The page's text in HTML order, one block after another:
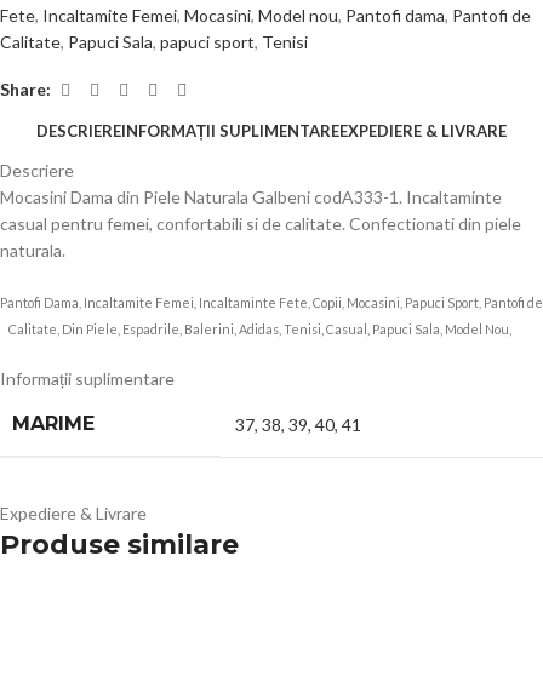
Fete, Incaltamite Femei, Mocasini, Model nou, Pantofi dama, Pantofi de
Calitate, Papuci Sala, papuci sport, Tenisi
Share:
DESCRIEREINFORMAȚII SUPLIMENTAREEXPEDIERE & LIVRARE
Descriere
Mocasini Dama din Piele Naturala Galbeni codA333-1. Incaltaminte
casual pentru femei, confortabili si de calitate. Confectionati din piele
naturala.
Pantofi Dama, Incaltamite Femei, Incaltaminte Fete, Copii, Mocasini, Papuci Sport, Pantofi de
Calitate, Din Piele, Espadrile, Balerini, Adidas, Tenisi, Casual, Papuci Sala, Model Nou,
Informații suplimentare
MARIME 37, 38, 39, 40, 41
Expediere & Livrare
Produse similare